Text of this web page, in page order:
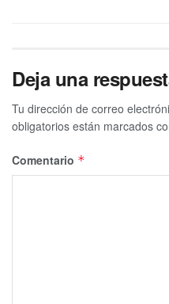
Deja una
Tu dirección de correo
obligatorios están marcados
Comentario *